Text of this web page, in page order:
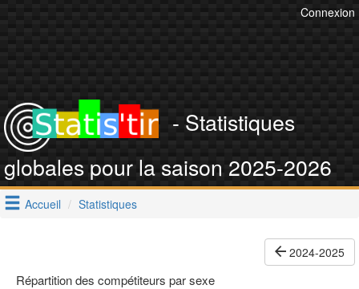
Connexion
- Statistiques
globales pour la saison 2025-2026
Accueil Statistiques
2024-2025
Répartition des compétiteurs par sexe